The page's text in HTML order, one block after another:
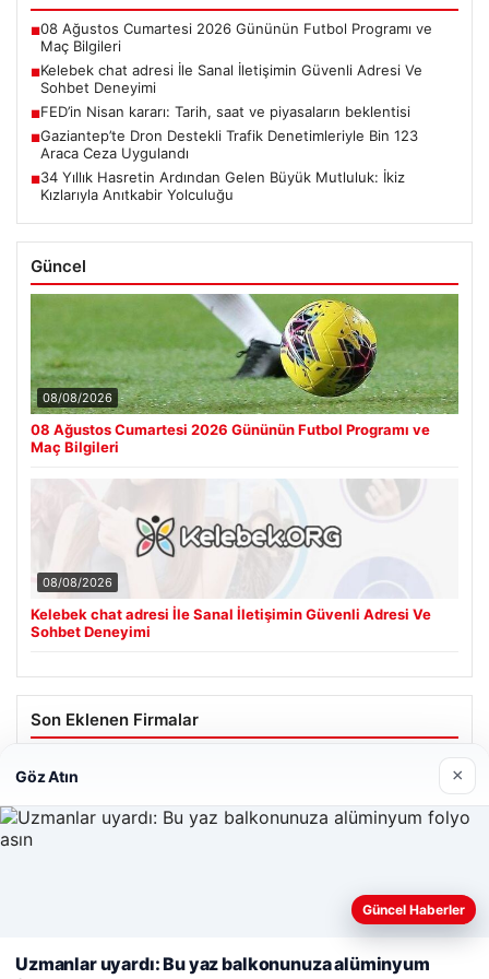
■08 Ağustos Cumartesi 2026 Gününün Futbol Programı ve
Maç Bilgileri
■Kelebek chat adresi İle Sanal İletişimin Güvenli Adresi Ve
Sohbet Deneyimi
■FED’in Nisan kararı: Tarih, saat ve piyasaların beklentisi
■Gaziantep’te Dron Destekli Trafik Denetimleriyle Bin 123
Araca Ceza Uygulandı
■34 Yıllık Hasretin Ardından Gelen Büyük Mutluluk: İkiz
Kızlarıyla Anıtkabir Yolculuğu
Güncel
08/08/2026
08 Ağustos Cumartesi 2026 Gününün Futbol Programı ve
Maç Bilgileri
08/08/2026
Kelebek chat adresi İle Sanal İletişimin Güvenli Adresi Ve
Sohbet Deneyimi
Son Eklenen Firmalar
Hastaş Beton
© 2026 Tatil Gez – Güncel – Gezilecek Yerler
Web sitemizi nasıl kullandığınızı daha iyi anlayabilmek,
kullanıyoruz.
Çerez Politikamız
Göz Atın ×
Güncel Haberler
Uzmanlar uyardı: Bu yaz balkonunuza alüminyum